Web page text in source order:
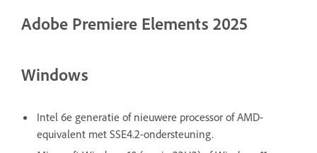
Adobe Premiere Elements 2025
Windows
Intel 6e generatie of nieuwere processor of AMD-
equivalent met SSE4.2-ondersteuning.